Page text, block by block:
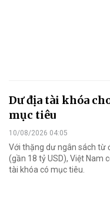
Dư địa tài khóa
mục tiêu
10/08/2026 04:05
Với thặng dư ngân sách từ
(gần 18 tỷ USD), Việt Nam
tài khóa có mục tiêu.